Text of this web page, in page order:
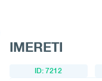
IMERETI
ID: 7212